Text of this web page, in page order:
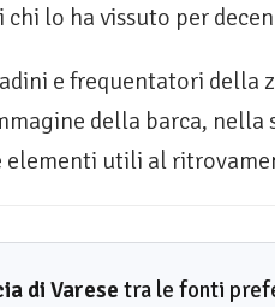
lo ha vissuto per
e frequentatori della
della barca, nella
elementi utili al
di Varese tra le fonti